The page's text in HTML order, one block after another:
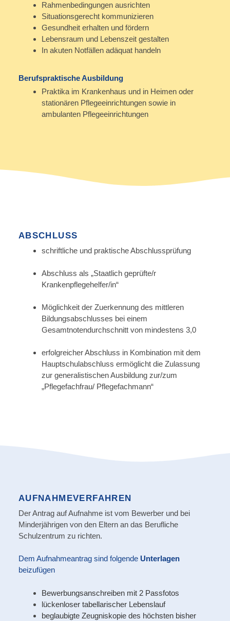
Rahmenbedingungen ausrichten
Situationsgerecht kommunizieren
Gesundheit erhalten und fördern
Lebensraum und Lebenszeit gestalten
In akuten Notfällen adäquat handeln
Berufspraktische Ausbildung
Praktika im Krankenhaus und in Heimen oder
stationären Pflegeeinrichtungen sowie in
ambulanten Pflegeeinrichtungen
ABSCHLUSS
schriftliche und praktische Abschlussprüfung
Abschluss als „Staatlich geprüfte/r
Krankenpflegehelfer/in“
Möglichkeit der Zuerkennung des mittleren
Bildungsabschlusses bei einem
Gesamtnotendurchschnitt von mindestens 3,0
erfolgreicher Abschluss in Kombination mit dem
Hauptschulabschluss ermöglicht die Zulassung
zur generalistischen Ausbildung zur/zum
„Pflegefachfrau/ Pflegefachmann“
AUFNAHMEVERFAHREN
Der Antrag auf Aufnahme ist vom Bewerber und bei
Minderjährigen von den Eltern an das Berufliche
Schulzentrum zu richten.
Dem Aufnahmeantrag sind folgende Unterlagen
beizufügen
Bewerbungsanschreiben mit 2 Passfotos
lückenloser tabellarischer Lebenslauf
beglaubigte Zeugniskopie des höchsten bisher